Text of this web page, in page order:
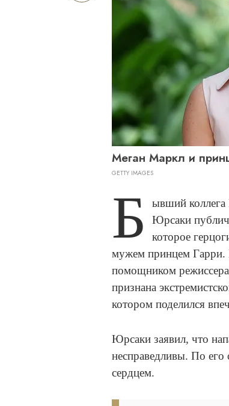
Меган Маркл и
GETTY IMAGES
Б ывший
Юрсаки
которое
мужем принцем Гарри.
помощником
признана
котором поделился
Юрсаки заявил, что
несправедливы. По
сердцем.